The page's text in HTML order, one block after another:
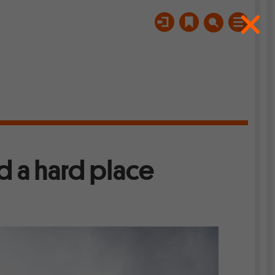
a hard place